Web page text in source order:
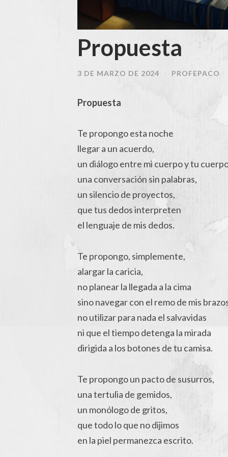
Propuesta
3 DE MARZO DE 2024 PROFEPACO
Propuesta
Te propongo esta noche
llegar a un acuerdo,
un diálogo entre mi cuerpo y tu
una conversación sin palabras,
un silencio de proyectos,
que tus dedos interpreten
el lenguaje de mis dedos.
Te propongo, simplemente,
alargar la caricia,
no planear la llegada a la cima
sino navegar con el remo de mis
no utilizar para nada el salvavidas
ni que el tiempo detenga la mirada
dirigida a los botones de tu camisa.
Te propongo un pacto de susurros,
una tertulia de gemidos,
un monólogo de gritos,
que todo lo que no dijimos
en la piel permanezca escrito.